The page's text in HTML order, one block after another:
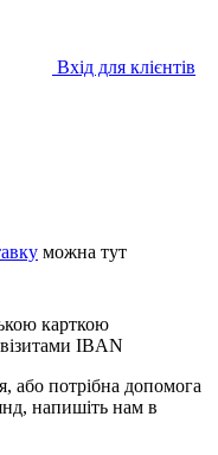
Вхід для клієнтів
можна тут
карткою
IBAN
або потрібна допомога
напишіть нам в